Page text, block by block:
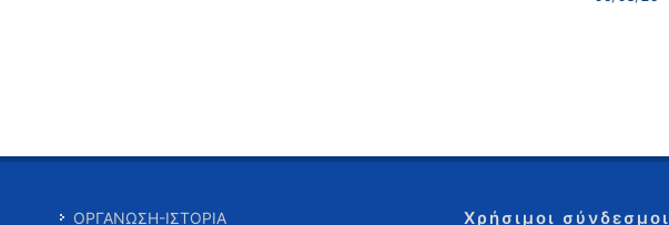
ΟΡΓΑΝΩΣΗ-ΙΣΤΟΡΙΑ
Χρήσιμοι σύνδεσμοι